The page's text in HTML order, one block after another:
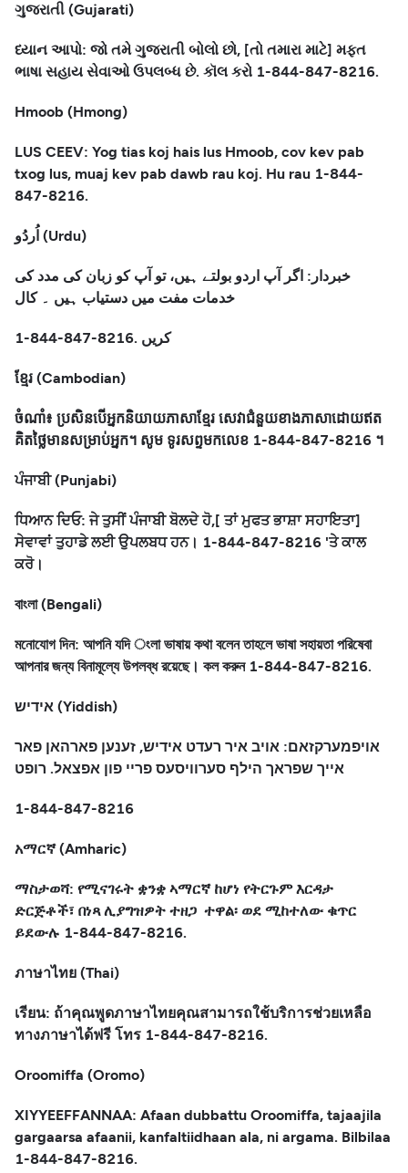
ગુજરાતી (Gujarati)
ધ્યાન આપો: જો તમે ગુજરાતી બોલો છો, [તો તમારા માટે] મફત
ભાષા સહાય સેવાઓ ઉપલબ્ધ છે. કૉલ કરો 1-844-847-8216.
Hmoob (Hmong)
LUS CEEV: Yog tias koj hais lus Hmoob, cov kev pab
txog lus, muaj kev pab dawb rau koj. Hu rau 1-844-
847-8216.
اُردُو (Urdu)
خبردار: اگر آپ اردو بولتے ہیں، تو آپ کو زبان کی مدد کی
خدمات مفت میں دستیاب ہیں ۔ کال
1-844-847-8216. کریں
ខ្មែរ (Cambodian)
ចំណាំ៖ ប្រសិនបើអ្នកនិយាយភាសាខ្មែរ សេវាជំនួយខាងភាសាដោយឥត
គិតថ្លៃមានសម្រាប់អ្នក។ សូម ទូរសព្ទមកលេខ 1-844-847-8216 ។
ਪੰਜਾਬੀ (Punjabi)
ਧਿਆਨ ਦਿਓ: ਜੇ ਤੁਸੀਂ ਪੰਜਾਬੀ ਬੋਲਦੇ ਹੋ,[ ਤਾਂ ਮੁਫਤ ਭਾਸ਼ਾ ਸਹਾਇਤਾ]
ਸੇਵਾਵਾਂ ਤੁਹਾਡੇ ਲਈ ਉਪਲਬਧ ਹਨ। 1-844-847-8216 'ਤੇ ਕਾਲ
ਕਰੋ।
বাংলা (Bengali)
মনোযোগ দিন: আপনি যদি ংলা ভাষায় কথা বলেন তাহলে ভাষা সহায়তা পরিষেবা
আপনার জন্য বিনামূল্যে উপলব্ধ রয়েছে। কল করুন 1-844-847-8216.
אידיש (Yiddish)
אויפמערקזאם: אויב איר רעדט אידיש, זענען פארהאן פאר
אייך שפראך הילף סערוויסעס פריי פון אפצאל. רופט
1-844-847-8216
አማርኛ (Amharic)
ማስታወሻ: የሚናገሩት ቋንቋ ኣማርኛ ከሆነ የትርጉም እርዳታ
ድርጅቶች፣ በነጻ ሊያግዝዎት ተዘጋ ተዋል፡ ወደ ሚከተለው ቁጥር
ይደውሉ 1-844-847-8216.
ภาษาไทย (Thai)
เรียน: ถ้าคุณพูดภาษาไทยคุณสามารถใช้บริการช่วยเหลือ
ทางภาษาได้ฟรี โทร 1-844-847-8216.
Oroomiffa (Oromo)
XIYYEEFFANNAA: Afaan dubbattu Oroomiffa, tajaajila
gargaarsa afaanii, kanfaltiidhaan ala, ni argama. Bilbilaa
1-844-847-8216.